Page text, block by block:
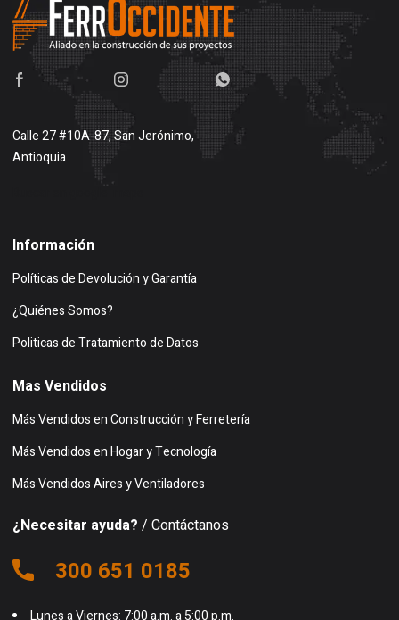
Calle 27 #10A-87, San Jerónimo,
Antioquia
Información
Políticas de Devolución y Garantía
¿Quiénes Somos?
Politicas de Tratamiento de Datos
Mas Vendidos
Más Vendidos en Construcción y Ferretería
Más Vendidos en Hogar y Tecnología
Más Vendidos Aires y Ventiladores
¿Necesitar ayuda? / Contáctanos
300 651 0185
Lunes a Viernes: 7:00 a.m. a 5:00 p.m.